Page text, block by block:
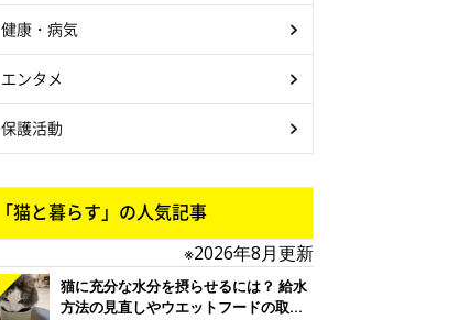
健康・病気
エンタメ
保護活動
「猫と暮らす」の人気記事
※2026年8月更新
猫に充分な水分を摂らせるには？ 給水
方法の見直しやウエットフードの取り